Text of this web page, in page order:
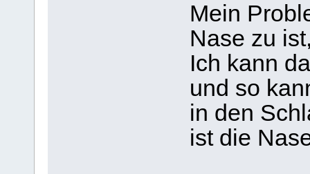
Mein
Nase zu
Ich kann
und so
in den
ist die